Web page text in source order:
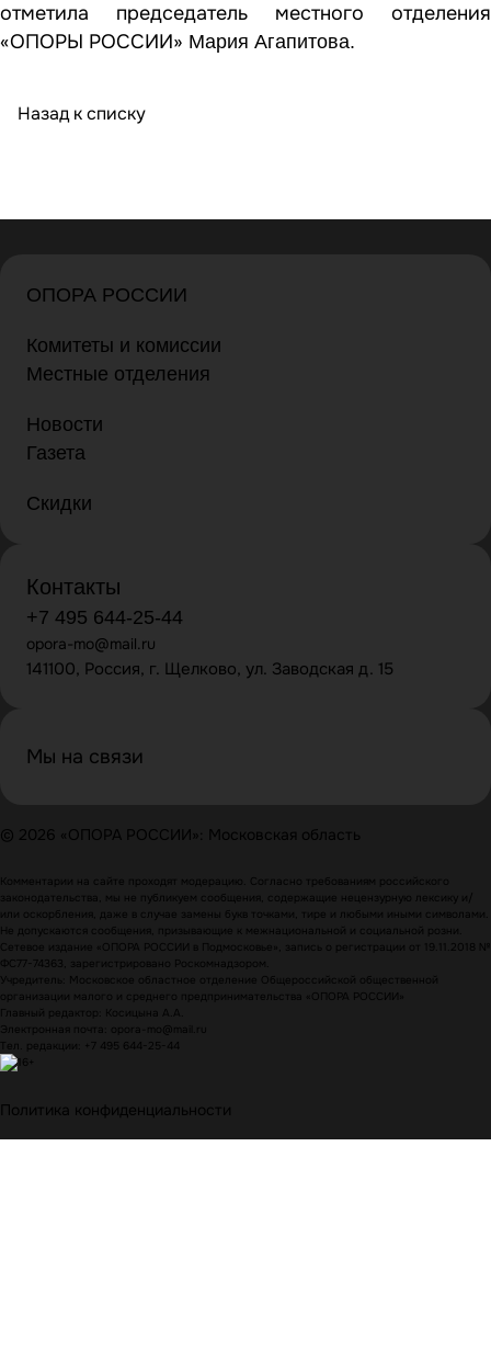
отметила председатель местного отделения
«ОПОРЫ РОССИИ» Мария Агапитова.
Назад к списку
ОПОРА РОССИИ
Комитеты и комиссии
Местные отделения
Новости
Газета
Скидки
Контакты
+7 495 644-25-44
opora-mo@mail.ru
141100, Россия, г. Щелково, ул. Заводская д. 15
Мы на связи
© 2026 «ОПОРА РОССИИ»: Московская область
Комментарии на сайте проходят модерацию. Согласно требованиям российского
законодательства, мы не публикуем сообщения, содержащие нецензурную лексику и/
или оскорбления, даже в случае замены букв точками, тире и любыми иными символами.
Не допускаются сообщения, призывающие к межнациональной и социальной розни.
Сетевое издание «ОПОРА РОССИИ в Подмосковье», запись о регистрации от 19.11.2018 №
ФС77-74363, зарегистрировано Роскомнадзором.
Учредитель: Московское областное отделение Общероссийской общественной
организации малого и среднего предпринимательства «ОПОРА РОССИИ»
Главный редактор: Косицына А.А.
Электронная почта: opora-mo@mail.ru
Тел. редакции: +7 495 644-25-44
Политика конфиденциальности